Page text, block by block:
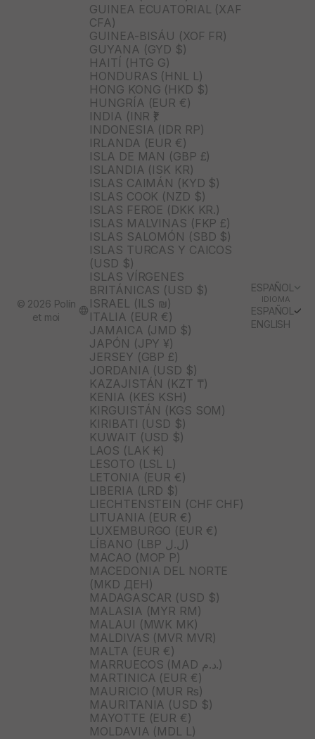
GUINEA ECUATORIAL (XAF
CFA)
GUINEA-BISÁU (XOF FR)
GUYANA (GYD $)
HAITÍ (HTG G)
HONDURAS (HNL L)
HONG KONG (HKD $)
HUNGRÍA (EUR €)
INDIA (INR ₹)
INDONESIA (IDR RP)
IRLANDA (EUR €)
ISLA DE MAN (GBP £)
ISLANDIA (ISK KR)
ISLAS CAIMÁN (KYD $)
ISLAS COOK (NZD $)
ISLAS FEROE (DKK KR.)
ISLAS MALVINAS (FKP £)
ISLAS SALOMÓN (SBD $)
ISLAS TURCAS Y CAICOS
(USD $)
ISLAS VÍRGENES
BRITÁNICAS (USD $)
ISRAEL (ILS ₪)
ITALIA (EUR €)
JAMAICA (JMD $)
JAPÓN (JPY ¥)
JERSEY (GBP £)
JORDANIA (USD $)
KAZAJISTÁN (KZT ₸)
KENIA (KES KSH)
KIRGUISTÁN (KGS SOM)
KIRIBATI (USD $)
KUWAIT (USD $)
LAOS (LAK ₭)
LESOTO (LSL L)
LETONIA (EUR €)
LIBERIA (LRD $)
LIECHTENSTEIN (CHF CHF)
LITUANIA (EUR €)
LUXEMBURGO (EUR €)
LÍBANO (LBP ل.ل)
MACAO (MOP P)
MACEDONIA DEL NORTE
(MKD ДЕН)
MADAGASCAR (USD $)
MALASIA (MYR RM)
MALAUI (MWK MK)
MALDIVAS (MVR MVR)
MALTA (EUR €)
MARRUECOS (MAD د.م.)
MARTINICA (EUR €)
MAURICIO (MUR ₨)
MAURITANIA (USD $)
MAYOTTE (EUR €)
MOLDAVIA (MDL L)
ESPAÑOL
IDIOMA
ESPAÑOL
ENGLISH
© 2026 Polín
et moi